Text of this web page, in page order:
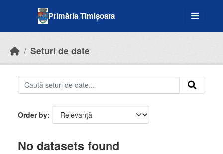
Primăria Timișoara
Seturi de date
Order by
No datasets found